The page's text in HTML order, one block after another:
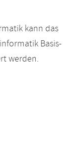
kann das
Basis-
werden.